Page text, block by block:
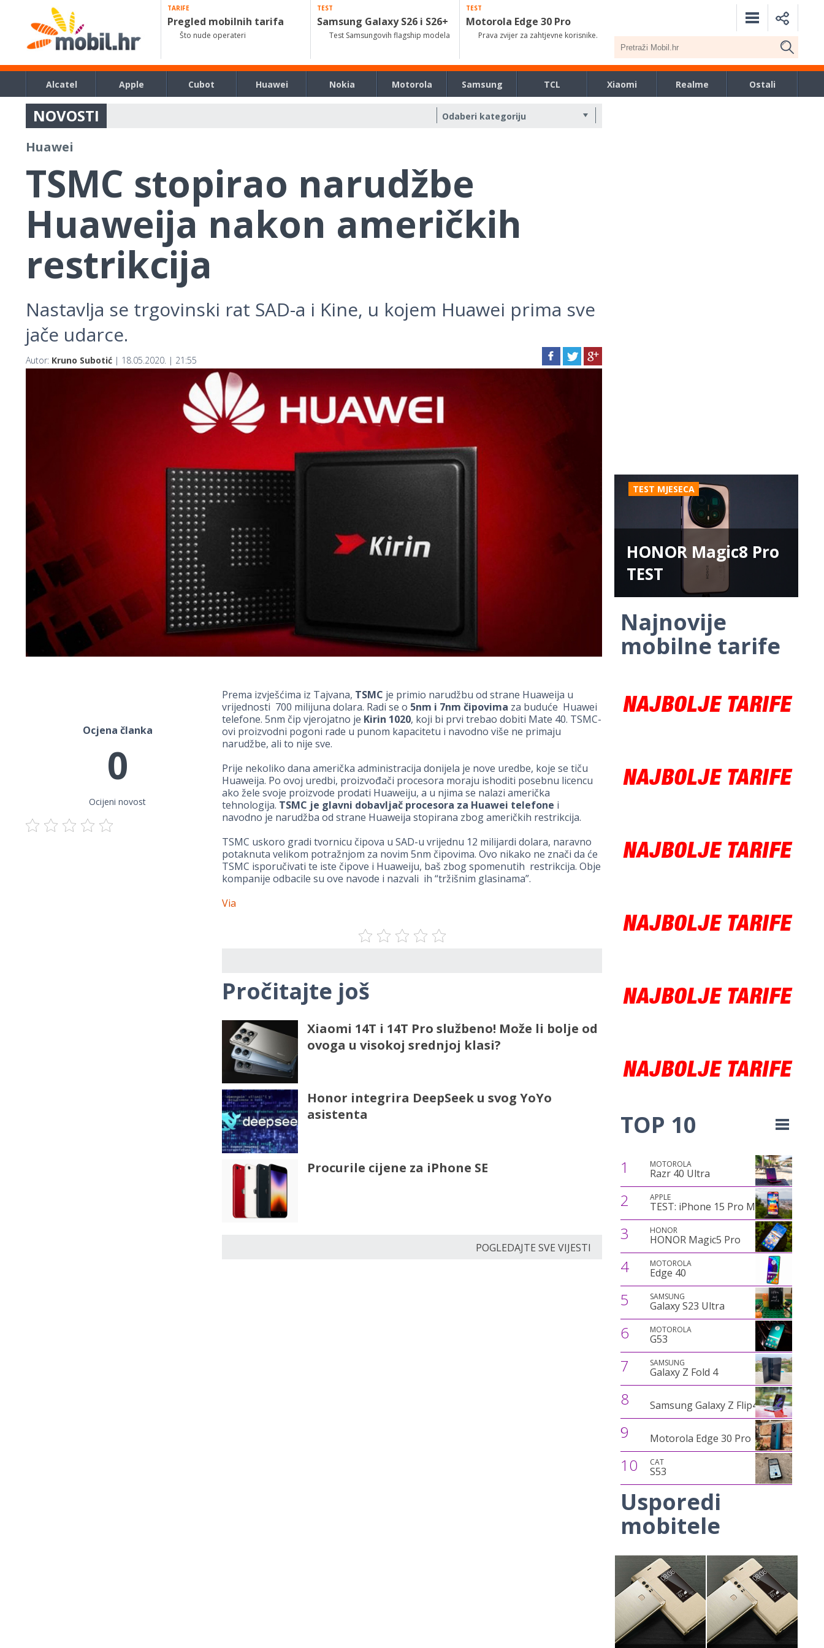
TARIFE
Pregled mobilnih tarifa
Što nude operateri
TEST
Samsung Galaxy S26 i S26+
Test Samsungovih flagship modela
TEST
Motorola Edge 30 Pro
Prava zvijer za zahtjevne korisnike.
Alcatel Apple Cubot Huawei Nokia Motorola Samsung TCL Xiaomi Realme Ostali
NOVOSTI
Huawei
TSMC stopirao narudžbe
Huaweija nakon američkih
restrikcija
Nastavlja se trgovinski rat SAD-a i Kine, u kojem Huawei prima sve
jače udarce.
Autor: Kruno Subotić | 18.05.2020. | 21:55
Ocjena članka
0
Ocijeni novost
Prema izvješćima iz Tajvana, TSMC je primio narudžbu od strane Huaweija u
vrijednosti 700 milijuna dolara. Radi se o 5nm i 7nm čipovima za buduće Huawei
telefone. 5nm čip vjerojatno je Kirin 1020, koji bi prvi trebao dobiti Mate 40. TSMC-
ovi proizvodni pogoni rade u punom kapacitetu i navodno više ne primaju
narudžbe, ali to nije sve.
Prije nekoliko dana američka administracija donijela je nove uredbe, koje se tiču
Huaweija. Po ovoj uredbi, proizvođači procesora moraju ishoditi posebnu licencu
ako žele svoje proizvode prodati Huaweiju, a u njima se nalazi američka
tehnologija. TSMC je glavni dobavljač procesora za Huawei telefone i
navodno je narudžba od strane Huaweija stopirana zbog američkih restrikcija.
TSMC uskoro gradi tvornicu čipova u SAD-u vrijednu 12 milijardi dolara, naravno
potaknuta velikom potražnjom za novim 5nm čipovima. Ovo nikako ne znači da će
TSMC isporučivati te iste čipove i Huaweiju, baš zbog spomenutih restrikcija. Obje
kompanije odbacile su ove navode i nazvali ih “tržišnim glasinama”.
Via
Pročitajte još
Xiaomi 14T i 14T Pro službeno! Može li bolje od
ovoga u visokoj srednjoj klasi?
Honor integrira DeepSeek u svog YoYo
asistenta
Procurile cijene za iPhone SE
POGLEDAJTE SVE VIJESTI
TEST MJESECA
HONOR Magic8 Pro
TEST
Najnovije
mobilne tarife
TOP 10
1 MOTOROLA
Razr 40 Ultra
2 APPLE
TEST: iPhone 15 Pro Max
3 HONOR
HONOR Magic5 Pro
4 MOTOROLA
Edge 40
5 SAMSUNG
Galaxy S23 Ultra
6 MOTOROLA
G53
7 SAMSUNG
Galaxy Z Fold 4
8 Samsung Galaxy Z Flip4
9 Motorola Edge 30 Pro
10 CAT
S53
Usporedi
mobitele